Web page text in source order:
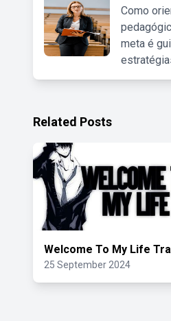
Como
meta é
Related Posts
Welcome To My Life
25 September 2024